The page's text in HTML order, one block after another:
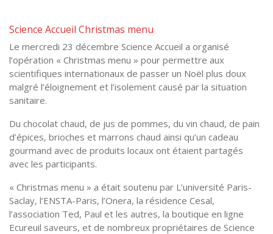
Science Accueil Christmas menu
Le mercredi 23 décembre Science Accueil a organisé
l’opération « Christmas menu » pour permettre aux
scientifiques internationaux de passer un Noël plus doux
malgré l’éloignement et l’isolement causé par la situation
sanitaire.
Du chocolat chaud, de jus de pommes, du vin chaud, de pain
d’épices, brioches et marrons chaud ainsi qu’un cadeau
gourmand avec de produits locaux ont étaient partagés
avec les participants.
« Christmas menu » a était soutenu par L’université Paris-
Saclay, l’ENSTA-Paris, l’Onera, la résidence Cesal,
l’association Ted, Paul et les autres, la boutique en ligne
Ecureuil saveurs, et de nombreux propriétaires de Science